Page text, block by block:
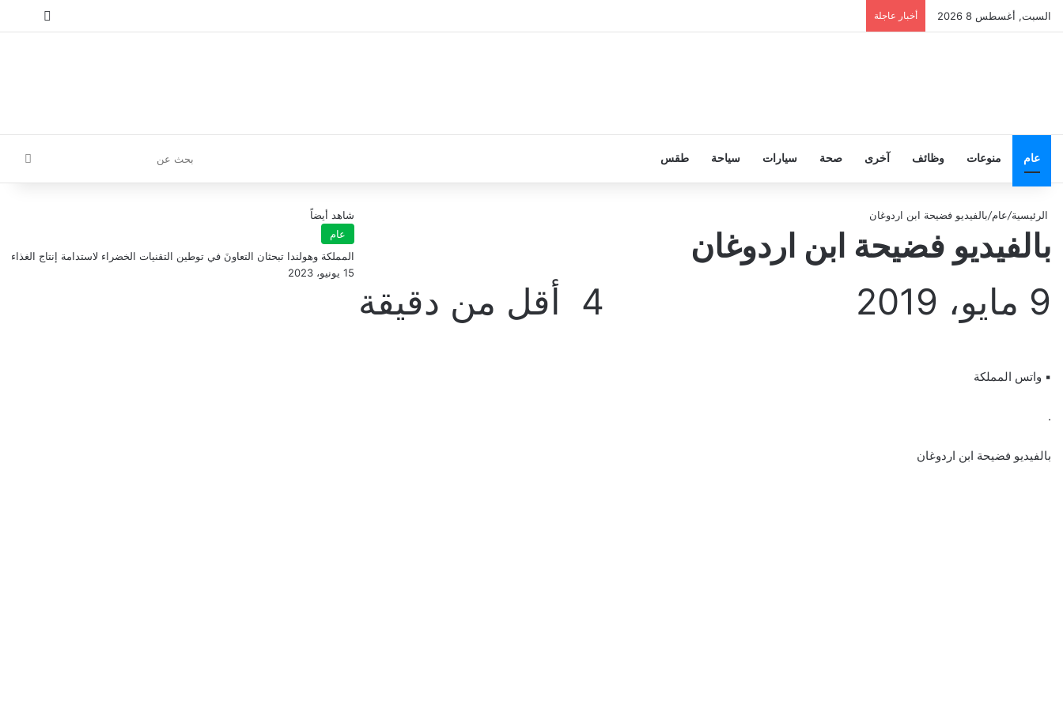
السبت, أغسطس 8 2026 أخبار عاجلة تسجيل
عام منوعات وظائف آخرى صحة سيارات سياحة طقس
عن
الرئيسية/عام/بالفيديو فضيحة ابن اردوغان
بالفيديو فضيحة ابن اردوغان
9 مايو، 2019 أقل من دقيقة
▪︎ واتس المملكة
.
بالفيديو فضيحة ابن اردوغان
شاهد أيضاً
عام
المملكة وهولندا تبحثان التعاونَ في توطين التقنيات الخضراء لاستدامة إنتاج الغذاء
15 يونيو، 2023